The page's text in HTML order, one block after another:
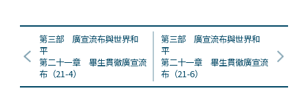
第三部 廣宣流布與世界和
平
第二十一章 畢生貫徹廣宣流
布（21-4）
第三部 廣宣流布與世界和
平
第二十一章 畢生貫徹廣宣流
布（21-6）